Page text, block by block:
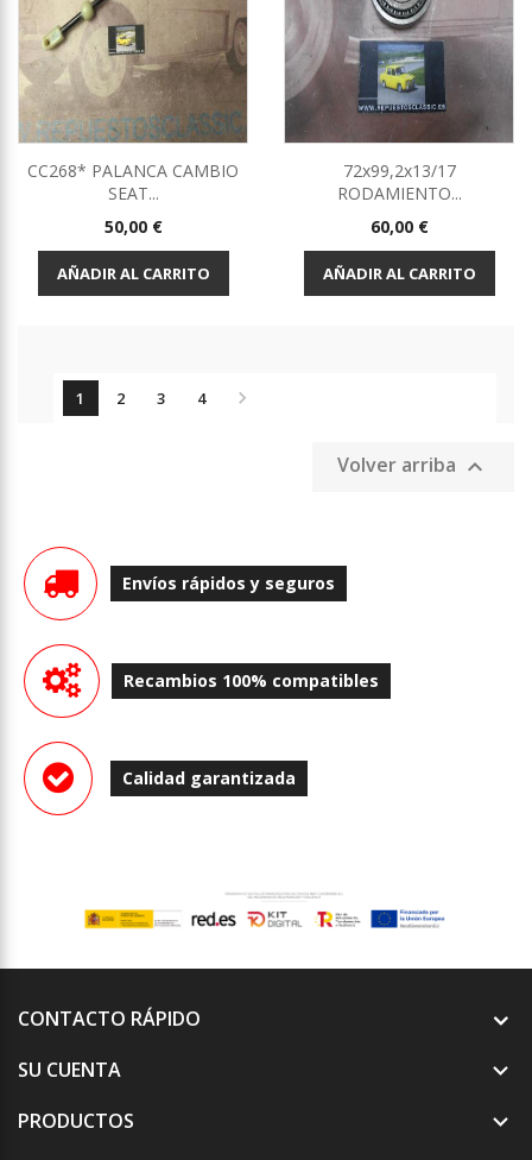
CC268* PALANCA CAMBIO
SEAT...
Precio
50,00 €
AÑADIR AL CARRITO
72x99,2x13/17
RODAMIENTO...
Precio
60,00 €
AÑADIR AL CARRITO
1 2 3 4 
Volver arriba 
Envíos rápidos y seguros
Recambios 100% compatibles
Calidad garantizada
CONTACTO RÁPIDO
SU CUENTA

PRODUCTOS 